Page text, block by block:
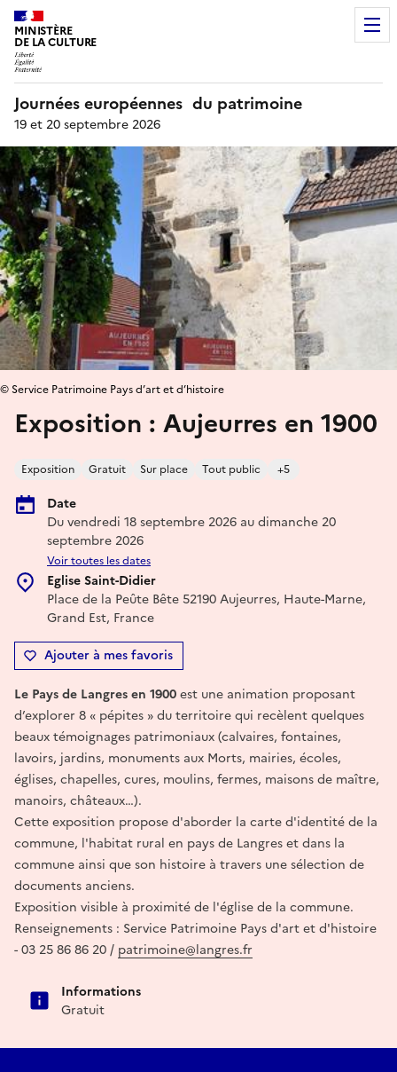
MINISTÈRE
DE LA CULTURE
Journées européennes du patrimoine
19 et 20 septembre 2026
Exposition : Aujeurres en 1900
Exposition Gratuit Sur place Tout public +5
Date
Du vendredi 18 septembre 2026 au dimanche 20
septembre 2026
Voir toutes les dates
Eglise Saint-Didier
Place de la Peûte Bête 52190 Aujeurres, Haute-Marne,
Grand Est, France
Ajouter à mes favoris
© Service Patrimoine Pays d’art et d’histoire
Le Pays de Langres en 1900est une animation proposant
d’explorer 8 « pépites » du territoire qui recèlent quelques
beaux témoignages patrimoniaux (calvaires, fontaines,
lavoirs, jardins, monuments aux Morts, mairies, écoles,
églises, chapelles, cures, moulins, fermes, maisons de maître,
manoirs, châteaux…).
Cette exposition propose d'aborder la carte d'identité de la
commune, l'habitat rural en pays de Langres et dans la
commune ainsi que son histoire à travers une sélection de
documents anciens.
Exposition visible à proximité de l'église de la commune.
Renseignements : Service Patrimoine Pays d'art et d'histoire
- 03 25 86 86 20 / patrimoine@langres.fr
Informations
Gratuit